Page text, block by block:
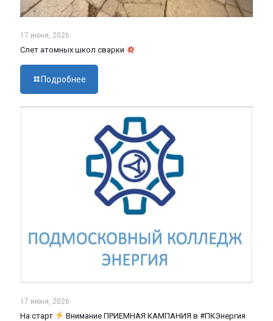
17 июня, 2026
Слет атомных школ сварки
Подробнее
17 июня, 2026
На старт Внимание ПРИЕМНАЯ КАМПАНИЯ в #ПКЭнергия